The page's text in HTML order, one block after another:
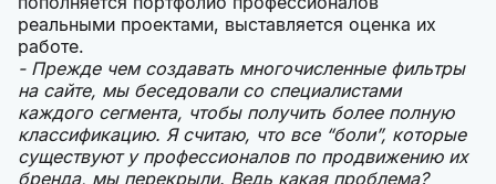
реальными проектами, выставляется оценка их
работе.
- Прежде чем создавать многочисленные фильтры
на сайте, мы беседовали со специалистами
каждого сегмента, чтобы получить более полную
классификацию. Я считаю, что все “боли”, которые
существуют у профессионалов по продвижению их
бренда, мы перекрыли. Ведь какая проблема?